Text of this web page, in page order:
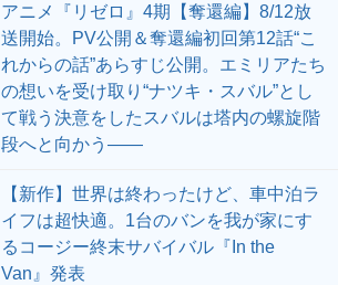
アニメ『リゼロ』4期【奪還編】8/12放
送開始。PV公開＆奪還編初回第12話“こ
れからの話”あらすじ公開。エミリアたち
の想いを受け取り“ナツキ・スバル”とし
て戦う決意をしたスバルは塔内の螺旋階
段へと向かう――
【新作】世界は終わったけど、車中泊ラ
イフは超快適。1台のバンを我が家にす
るコージー終末サバイバル『In the
Van』発表